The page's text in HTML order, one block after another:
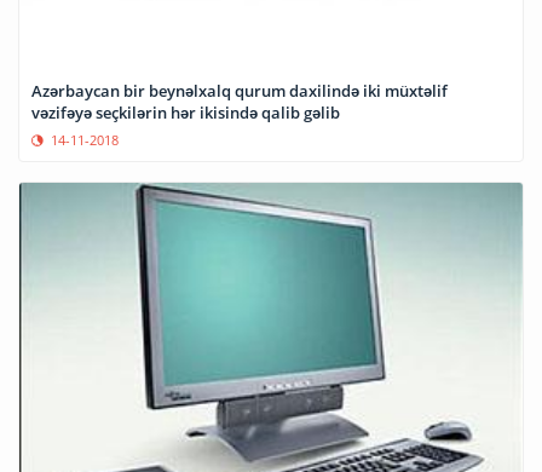
Azərbaycan bir beynəlxalq qurum daxilində iki müxtəlif
vəzifəyə seçkilərin hər ikisində qalib gəlib
14-11-2018